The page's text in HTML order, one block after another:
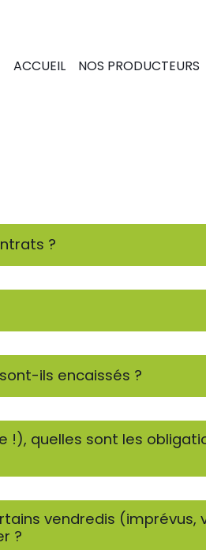
ACCUEIL NOS PRODUCTEURS
?
ils encaissés ?
!), quelles sont les
vendredis (imprévus,
?